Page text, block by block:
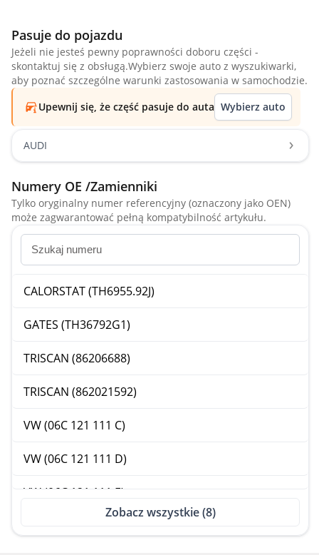
Pasuje do pojazdu
Jeżeli nie jesteś pewny poprawności doboru części -
skontaktuj się z obsługą.Wybierz swoje auto z wyszukiwarki,
aby poznać szczególne warunki zastosowania w samochodzie.
Upewnij się, że część pasuje do auta Wybierz auto
AUDI
Numery OE /Zamienniki
Tylko oryginalny numer referencyjny (oznaczony jako OEN)
może zagwarantować pełną kompatybilność artykułu.
CALORSTAT (TH6955.92J)
GATES (TH36792G1)
TRISCAN (86206688)
TRISCAN (862021592)
VW (06C 121 111 C)
VW (06C 121 111 D)
VW (06C 121 111 E)
Zobacz wszystkie (8)